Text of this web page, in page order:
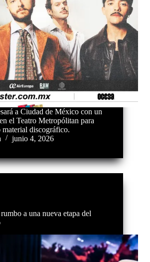
a Ciudad de México con un
el Teatro Metropólitan para
material discográfico.
junio 4, 2026
a una nueva etapa del